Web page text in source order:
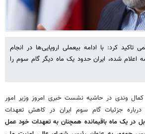
سخنگوی سازمان انرژی اتمی تاکید کرد: با ادامه بی‎عملی اروپایی‌ها در انجام
اعلام شده، ایران حدود یک ماه دیگر گام سوم را
کمال وندی در حاشیه نشست خبری امروز وزیر امور
درباره جزئیات گام سوم ایران در کاهش تعهدات
در یک ماه باقیمانده همچنان به تعهدات خود عمل